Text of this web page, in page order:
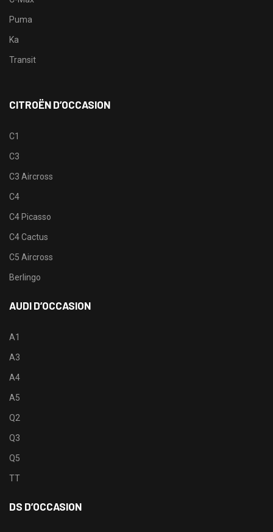
Puma
Ka
Transit
CITROËN D’OCCASION
C1
C3
C3 Aircross
C4
C4 Picasso
C4 Cactus
C5 Aircross
Berlingo
AUDI D’OCCASION
A1
A3
A4
A5
Q2
Q3
Q5
TT
DS D’OCCASION